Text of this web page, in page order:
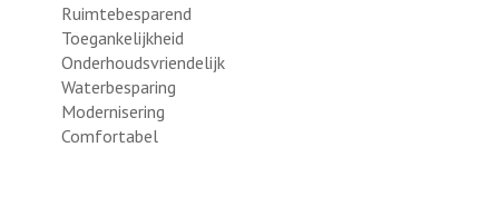
Ruimtebesparend
Toegankelijkheid
Onderhoudsvriendelijk
Waterbesparing
Modernisering
Comfortabel